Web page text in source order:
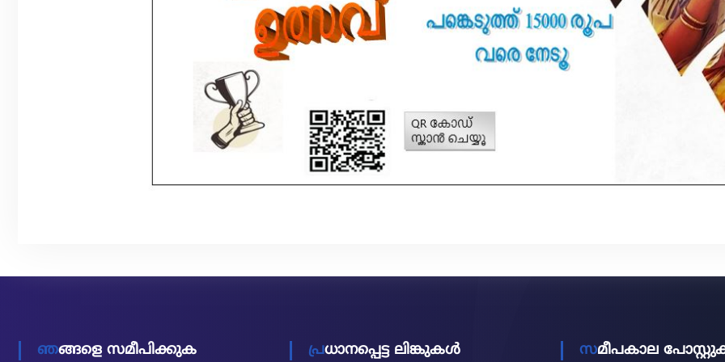
ഞങ്ങളെ സമീപിക്കുക പ്രധാനപ്പെട്ട ലിങ്കുകൾ സമീപകാല